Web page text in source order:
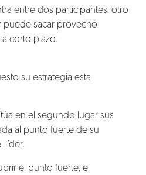
entre dos participantes, otro
puede sacar provecho
a corto plazo.
su estrategia esta
en el segundo lugar sus
al punto fuerte de su
líder.
el punto fuerte, el